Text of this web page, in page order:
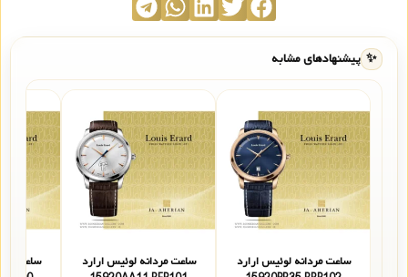
✨ پیشنهادهای مشابه
ساعت مردانه لوئیس ارارد
ساعت مردانه لوئیس ارارد
ساعت